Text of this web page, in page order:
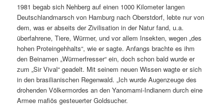
1981 begab sich Nehberg auf einen 1000 Kilometer langen
Deutschlandmarsch von Hamburg nach Oberstdorf, lebte nur von
dem, was er abseits der Zivilisation in der Natur fand, u.a.
überfahrene, Tiere, Würmer, und vor allem Insekten, wegen „des
hohen Proteingehhalts“, wie er sagte. Anfangs brachte es ihm
den Beinamen „Würmerfresser“ ein, doch schon bald wurde er
zum „Sir Vival“ geadelt. Mit seinem neuen Wissen wagte er sich
in den brasilianischen Regenwald. „Ich wurde Augenzeuge des
drohenden Völkermordes an den Yanomami-Indianern durch eine
Armee mafiös gesteuerter Goldsucher.